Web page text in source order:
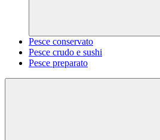
Pesce conservato
Pesce crudo e sushi
Pesce preparato